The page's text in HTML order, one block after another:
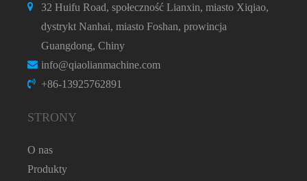
32 Huifu Road, społeczność Lianxin, miasto Xiqiao,
dystrykt Nanhai, miasto Foshan, prowincja
Guangdong, Chiny
info@qiaolianmachine.com
+86-13925762891
STRONY
O nas
Produkty